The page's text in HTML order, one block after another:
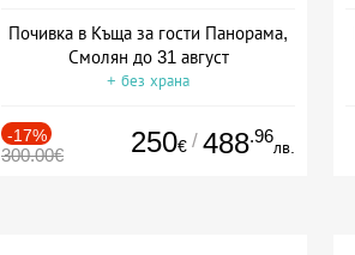
Почивка в Къща за гости Панорама,
Смолян до 31 август
+ без храна
-17%
300.00€ 250€ / 488.96
лв.